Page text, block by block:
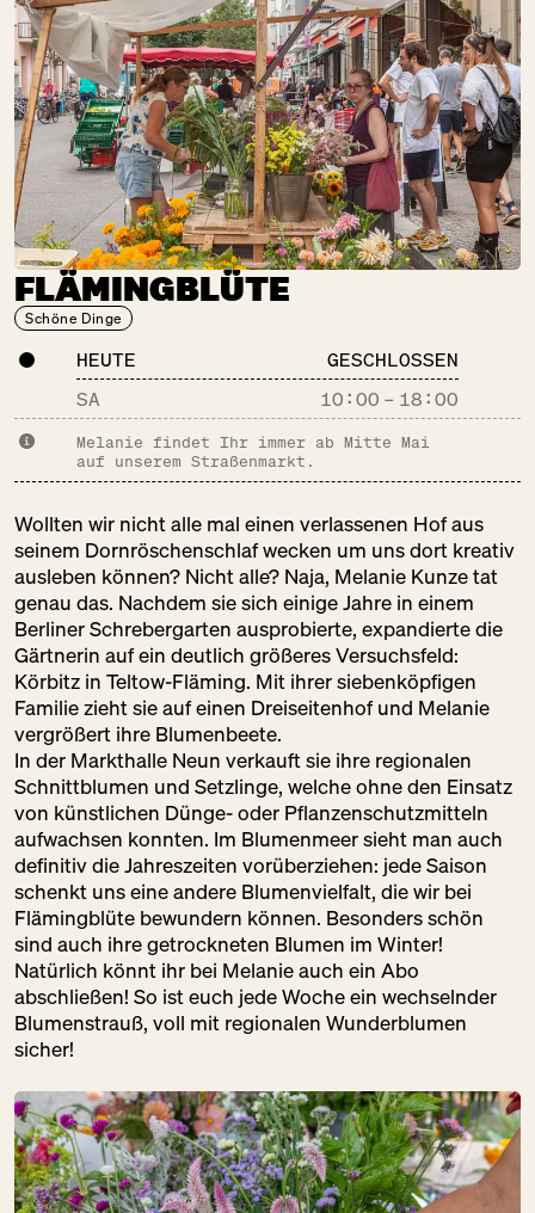
FLÄMINGBLÜTE
Schöne Dinge
HEUTE
GESCHLOSSEN
SA
10:00 – 18:00
Melanie findet Ihr immer ab Mitte Mai
auf unserem Straßenmarkt.
Wollten wir nicht alle mal einen verlassenen Hof aus
seinem Dornröschenschlaf wecken um uns dort kreativ
ausleben können? Nicht alle? Naja, Melanie Kunze tat
genau das. Nachdem sie sich einige Jahre in einem
Berliner Schrebergarten ausprobierte, expandierte die
Gärtnerin auf ein deutlich größeres Versuchsfeld:
Körbitz in Teltow-Fläming. Mit ihrer siebenköpfigen
Familie zieht sie auf einen Dreiseitenhof und Melanie
vergrößert ihre Blumenbeete.
In der Markthalle Neun verkauft sie ihre regionalen
Schnittblumen und Setzlinge, welche ohne den Einsatz
von künstlichen Dünge- oder Pflanzenschutzmitteln
aufwachsen konnten. Im Blumenmeer sieht man auch
definitiv die Jahreszeiten vorüberziehen: jede Saison
schenkt uns eine andere Blumenvielfalt, die wir bei
Flämingblüte bewundern können. Besonders schön
sind auch ihre getrockneten Blumen im Winter!
Natürlich könnt ihr bei Melanie auch ein Abo
abschließen! So ist euch jede Woche ein wechselnder
Blumenstrauß, voll mit regionalen Wunderblumen
sicher!
BREAD.LOVE
FR:12:00 – 18:00
Backwaren
CHAO SHE
FR:12:00 – 18:00
Backwaren
DER BLUMEN­
STAND
Schöne Dinge
DER FALSCHE
FRANZOSE
FR:12:00 – 18:00
Getränke
Speisekammer
DM
FR:09:00 – 20:00
Schöne Dinge
Speisekammer
BROT-WERK
FR:12:00 – 22:00
Backwaren